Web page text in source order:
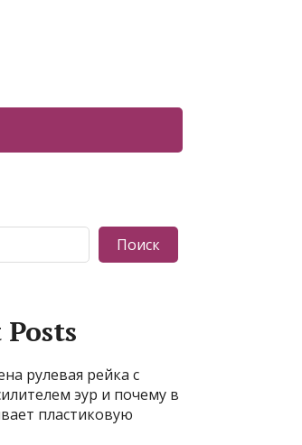
Поиск
рулевая рейка с
эур и почему в
пластиковую